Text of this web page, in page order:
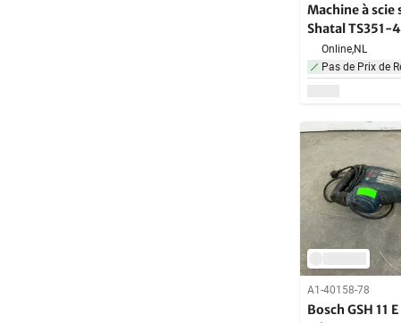
Machine à scie
Shatal TS351-
Online,NL
Pas de Prix de
A1-40158-78
Bosch GSH 11